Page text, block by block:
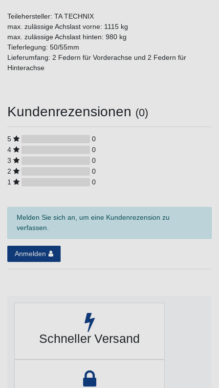
Teilehersteller: TA TECHNIX
max. zulässige Achslast vorne: 1115 kg
max. zulässige Achslast hinten: 980 kg
Tieferlegung: 50/55mm
Lieferumfang: 2 Federn für Vorderachse und 2 Federn für
Hinterachse
Kundenrezensionen (0)
5
0
4
0
3
0
2
0
1
0
Melden Sie sich an, um eine Kundenrezension zu
verfassen.
Anmelden
Schneller Versand